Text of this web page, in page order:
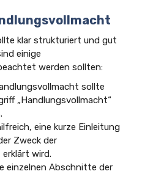
klar strukturiert und gut
einige
werden sollten:
sollte
„Handlungsvollmacht“
eine kurze Einleitung
Zweck der
wird.
einzelnen Abschnitte der